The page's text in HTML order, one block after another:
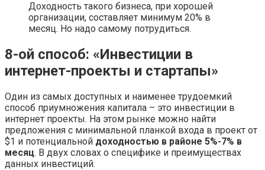
Доходность такого бизнеса, при хорошей
организации, составляет минимум 20% в
месяц. Но надо самому потрудиться.
8-ой способ: «Инвестиции в
интернет-проекты и стартапы»
Один из самых доступных и наименее трудоемкий
способ приумножения капитала – это инвестиции в
интернет проекты. На этом рынке можно найти
предложения с минимальной планкой входа в проект от
$1 и потенциальной доходностью в районе 5%-7% в
месяц. В двух словах о специфике и преимуществах
данных инвестиций.